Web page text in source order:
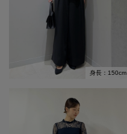
身長：150cm